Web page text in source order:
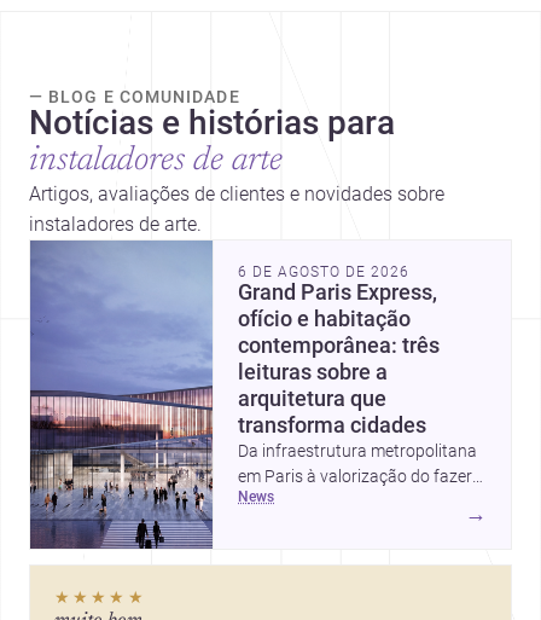
— BLOG E COMUNIDADE
Notícias e histórias para
instaladores de arte
Artigos, avaliações de clientes e novidades sobre
instaladores de arte.
6 DE AGOSTO DE 2026
Grand Paris Express,
ofício e habitação
contemporânea: três
leituras sobre a
arquitetura que
transforma cidades
Da infraestrutura metropolitana
em Paris à valorização do fazer
artesanal e à casa elevada da
news
→
★★★★★